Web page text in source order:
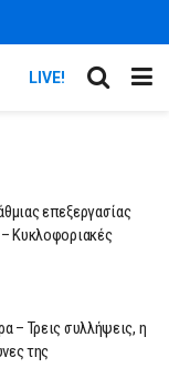
LIVE!
επεξεργασίας
Κυκλοφοριακές
– Τρεις συλλήψεις, η
της